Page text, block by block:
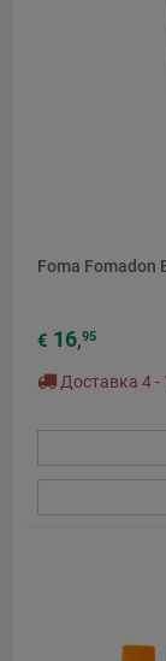
Foma Fomadon
€ 16,95
Доставка 4 -